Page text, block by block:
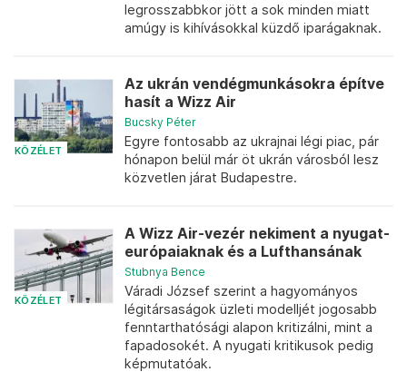
legrosszabbkor jött a sok minden miatt
amúgy is kihívásokkal küzdő iparágaknak.
KÖZÉLET
Az ukrán vendégmunkásokra építve
hasít a Wizz Air
Bucsky Péter
Egyre fontosabb az ukrajnai légi piac, pár
hónapon belül már öt ukrán városból lesz
közvetlen járat Budapestre.
KÖZÉLET
A Wizz Air-vezér nekiment a nyugat-
európaiaknak és a Lufthansának
Stubnya Bence
Váradi József szerint a hagyományos
légitársaságok üzleti modelljét jogosabb
fenntarthatósági alapon kritizálni, mint a
fapadosokét. A nyugati kritikusok pedig
képmutatóak.